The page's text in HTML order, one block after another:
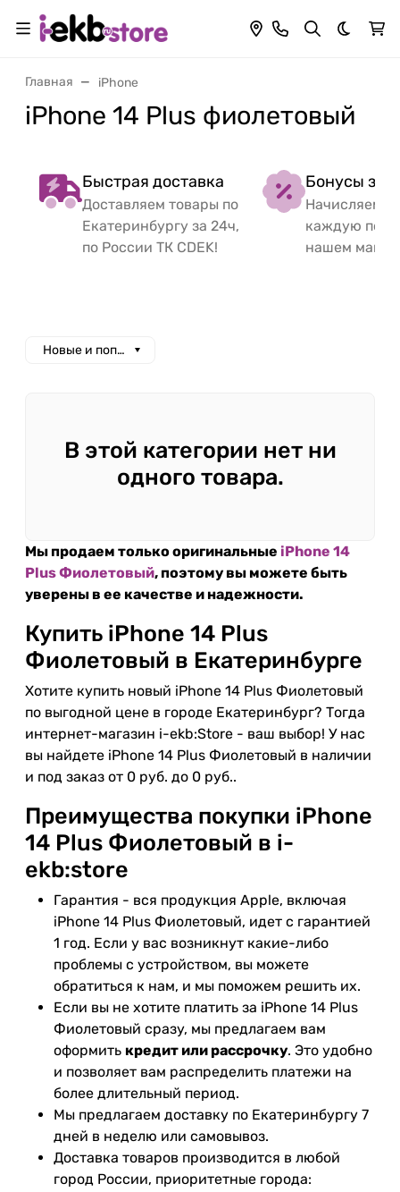
Темная
Главная iPhone
iPhone 14 Plus фиолетовый
Быстрая доставка
Доставляем товары по
Екатеринбургу за 24ч,
по России ТК CDEK!
Бонусы за
Начисляем
каждую
нашем
Новые и популярные
В этой категории нет ни
одного товара.
Мы продаем только оригинальные iPhone 14
Plus Фиолетовый, поэтому вы можете быть
уверены в ее качестве и надежности.
Купить iPhone 14 Plus
Фиолетовый в Екатеринбурге
Хотите купить новый iPhone 14 Plus Фиолетовый
по выгодной цене в городе Екатеринбург? Тогда
интернет-магазин i-ekb:Store - ваш выбор! У нас
вы найдете iPhone 14 Plus Фиолетовый в наличии
и под заказ от 0 руб. до 0 руб..
Преимущества покупки iPhone
14 Plus Фиолетовый в i-
ekb:store
Гарантия - вся продукция Apple, включая
iPhone 14 Plus Фиолетовый, идет с гарантией
1 год. Если у вас возникнут какие-либо
проблемы с устройством, вы можете
обратиться к нам, и мы поможем решить их.
Если вы не хотите платить за iPhone 14 Plus
Фиолетовый сразу, мы предлагаем вам
оформить кредит или рассрочку. Это удобно
и позволяет вам распределить платежи на
более длительный период.
Мы предлагаем доставку по Екатеринбургу 7
дней в неделю или самовывоз.
Доставка товаров производится в любой
город России, приоритетные города: